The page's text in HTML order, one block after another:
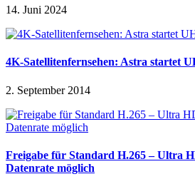
14. Juni 2024
4K-Satellitenfernsehen: Astra startet
2. September 2014
Freigabe für Standard H.265 – Ultra
Datenrate möglich